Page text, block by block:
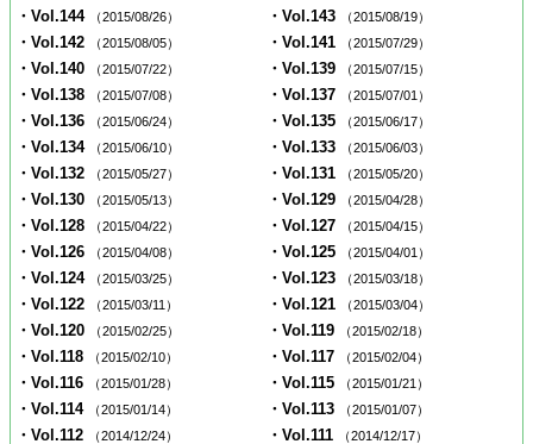
・Vol.144 （2015/08/26） ・Vol.143 （2015/08/19）
・Vol.142 （2015/08/05） ・Vol.141 （2015/07/29）
・Vol.140 （2015/07/22） ・Vol.139 （2015/07/15）
・Vol.138 （2015/07/08） ・Vol.137 （2015/07/01）
・Vol.136 （2015/06/24） ・Vol.135 （2015/06/17）
・Vol.134 （2015/06/10） ・Vol.133 （2015/06/03）
・Vol.132 （2015/05/27） ・Vol.131 （2015/05/20）
・Vol.130 （2015/05/13） ・Vol.129 （2015/04/28）
・Vol.128 （2015/04/22） ・Vol.127 （2015/04/15）
・Vol.126 （2015/04/08） ・Vol.125 （2015/04/01）
・Vol.124 （2015/03/25） ・Vol.123 （2015/03/18）
・Vol.122 （2015/03/11） ・Vol.121 （2015/03/04）
・Vol.120 （2015/02/25） ・Vol.119 （2015/02/18）
・Vol.118 （2015/02/10） ・Vol.117 （2015/02/04）
・Vol.116 （2015/01/28） ・Vol.115 （2015/01/21）
・Vol.114 （2015/01/14） ・Vol.113 （2015/01/07）
・Vol.112 （2014/12/24） ・Vol.111 （2014/12/17）